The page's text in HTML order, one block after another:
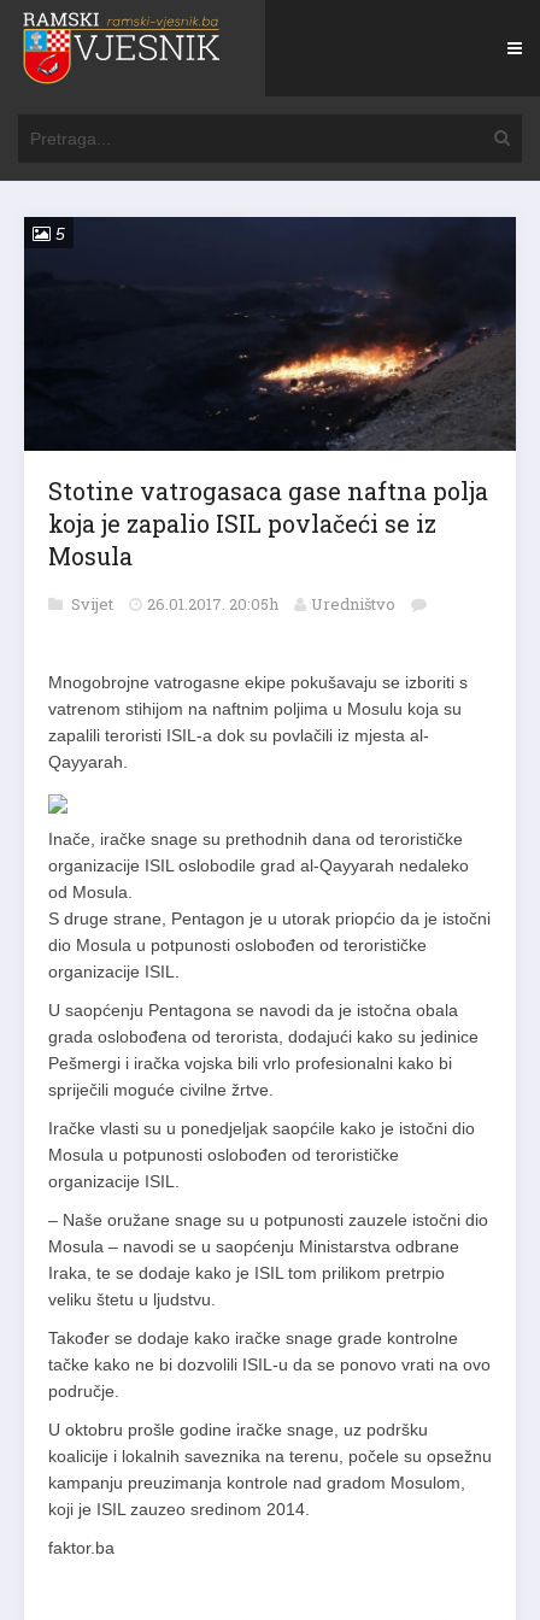
5
Stotine vatrogasaca gase naftna polja
koja je zapalio ISIL povlačeći se iz
Mosula
Svijet 26.01.2017. 20:05h Uredništvo
Mnogobrojne vatrogasne ekipe pokušavaju se izboriti s
vatrenom stihijom na naftnim poljima u Mosulu koja su
zapalili teroristi ISIL-a dok su povlačili iz mjesta al-
Qayyarah.
Inače, iračke snage su prethodnih dana od terorističke
organizacije ISIL oslobodile grad al-Qayyarah nedaleko
od Mosula.
S druge strane, Pentagon je u utorak priopćio da je istočni
dio Mosula u potpunosti oslobođen od terorističke
organizacije ISIL.
U saopćenju Pentagona se navodi da je istočna obala
grada oslobođena od terorista, dodajući kako su jedinice
Pešmergi i iračka vojska bili vrlo profesionalni kako bi
spriječili moguće civilne žrtve.
Iračke vlasti su u ponedjeljak saopćile kako je istočni dio
Mosula u potpunosti oslobođen od terorističke
organizacije ISIL.
– Naše oružane snage su u potpunosti zauzele istočni dio
Mosula – navodi se u saopćenju Ministarstva odbrane
Iraka, te se dodaje kako je ISIL tom prilikom pretrpio
veliku štetu u ljudstvu.
Također se dodaje kako iračke snage grade kontrolne
tačke kako ne bi dozvolili ISIL-u da se ponovo vrati na ovo
područje.
U oktobru prošle godine iračke snage, uz podršku
koalicije i lokalnih saveznika na terenu, počele su opsežnu
kampanju preuzimanja kontrole nad gradom Mosulom,
koji je ISIL zauzeo sredinom 2014.
faktor.ba